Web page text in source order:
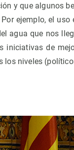
y que algunos
ejemplo, el
agua que nos
de
los niveles